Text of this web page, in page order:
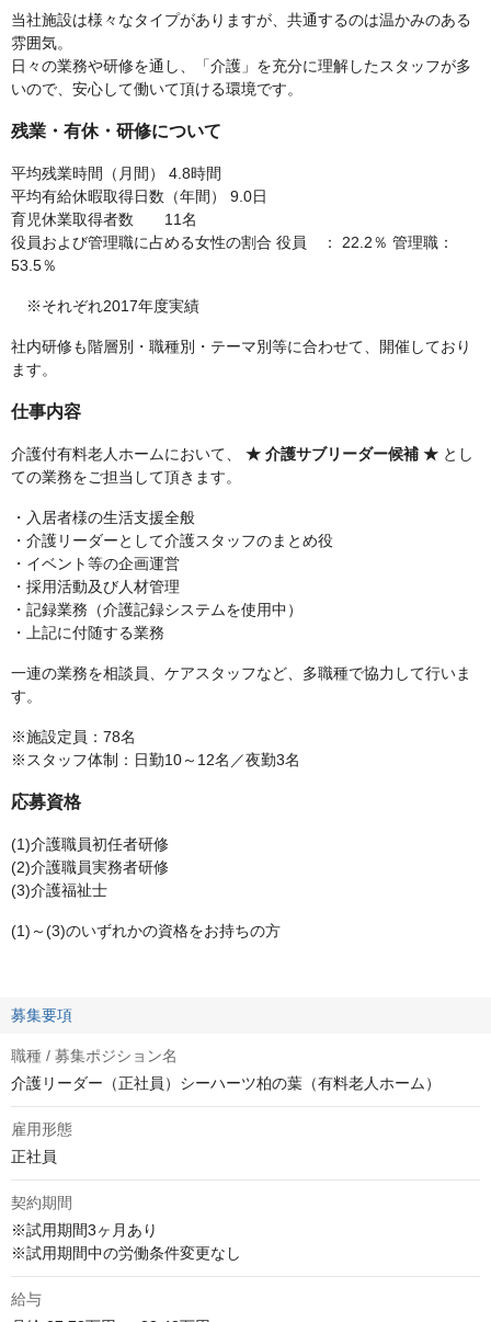
当社施設は様々なタイプがありますが、共通するのは温かみのある
雰囲気。
日々の業務や研修を通し、「介護」を充分に理解したスタッフが多
いので、安心して働いて頂ける環境です。
残業・有休・研修について
平均残業時間（月間） 4.8時間
平均有給休暇取得日数（年間） 9.0日
育児休業取得者数 11名
役員および管理職に占める女性の割合 役員 ： 22.2％ 管理職：
53.5％
※それぞれ2017年度実績
社内研修も階層別・職種別・テーマ別等に合わせて、開催しており
ます。
仕事内容
介護付有料老人ホームにおいて、 ★ 介護サブリーダー候補 ★ とし
ての業務をご担当して頂きます。
・入居者様の生活支援全般
・介護リーダーとして介護スタッフのまとめ役
・イベント等の企画運営
・採用活動及び人材管理
・記録業務（介護記録システムを使用中）
・上記に付随する業務
一連の業務を相談員、ケアスタッフなど、多職種で協力して行いま
す。
※施設定員：78名
※スタッフ体制：日勤10～12名／夜勤3名
応募資格
(1)介護職員初任者研修
(2)介護職員実務者研修
(3)介護福祉士
(1)～(3)のいずれかの資格をお持ちの方
募集要項
職種 / 募集ポジション名
介護リーダー（正社員）シーハーツ柏の葉（有料老人ホーム）
雇用形態
正社員
契約期間
※試用期間3ヶ月あり
※試用期間中の労働条件変更なし
給与